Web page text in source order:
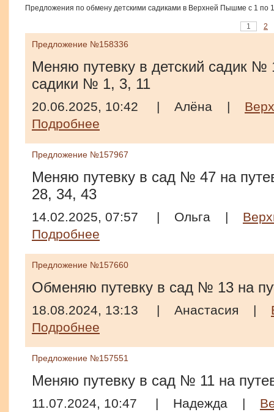
Предложения по обмену детскими садиками в Верхней Пышме с 1 по
1 2
Предложение №158336
Меняю путевку в детский садик №
садики № 1, 3, 11
20.06.2025, 10:42 | Алёна |
Подробнее
Предложение №157967
Меняю путевку в сад № 47 на
28, 34, 43
14.02.2025, 07:57 | Ольга |
Подробнее
Предложение №157660
Обменяю путевку в сад № 13 на
18.08.2024, 13:13 | Анастасия |
Подробнее
Предложение №157551
Меняю путевку в сад № 11 на
11.07.2024, 10:47 | Надежда |